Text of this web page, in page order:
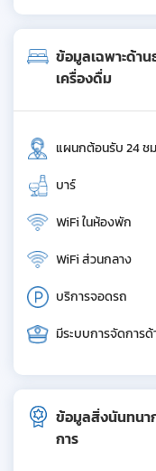
ข้อมูลเฉพาะด้าน
เครื่องดื่ม
แผนกต้อนรับ 24 ช
บาร์
WiFi ในห้องพัก
WiFi ส่วนกลาง
บริการจอดรถ
มีระบบการจัดการ
ข้อมูลสิ่งนันทนา
การ